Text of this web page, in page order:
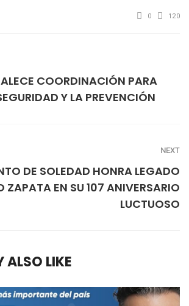
0 120
COORDINACIÓN PARA
Y LA PREVENCIÓN
NEXT
DE SOLEDAD HONRA LEGADO
ZAPATA EN SU 107 ANIVERSARIO
LUCTUOSO
ALSO LIKE